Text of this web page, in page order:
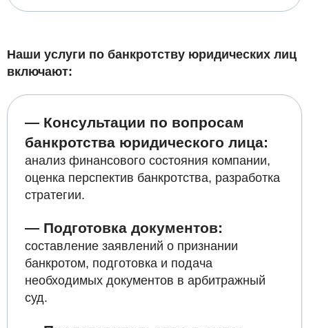
Наши услуги по банкротству юридических лиц
включают:
— Консультации по вопросам
банкротства юридического лица:
анализ финансового состояния компании,
оценка перспектив банкротства, разработка
стратегии.
— Подготовка документов:
составление заявлений о признании
банкротом, подготовка и подача
необходимых документов в арбитражный
суд.